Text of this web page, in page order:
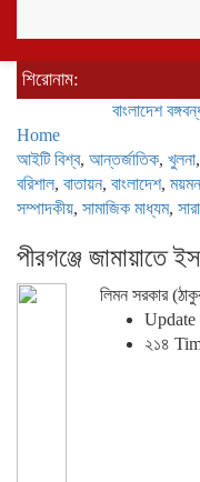
শিরোনাম:
বাংলাদেশ বঙ্গবন্ধু
Home
আইটি বিশ্ব, আন্তর্জাতিক, খুলনা,
বরিশাল, বাতায়ন, বাংলাদেশ,
সম্পাদকীয়, সামাজিক মাধ্যম,
পীরগঞ্জে জামায়াতে
লিমন সরকার
Update
২১৪